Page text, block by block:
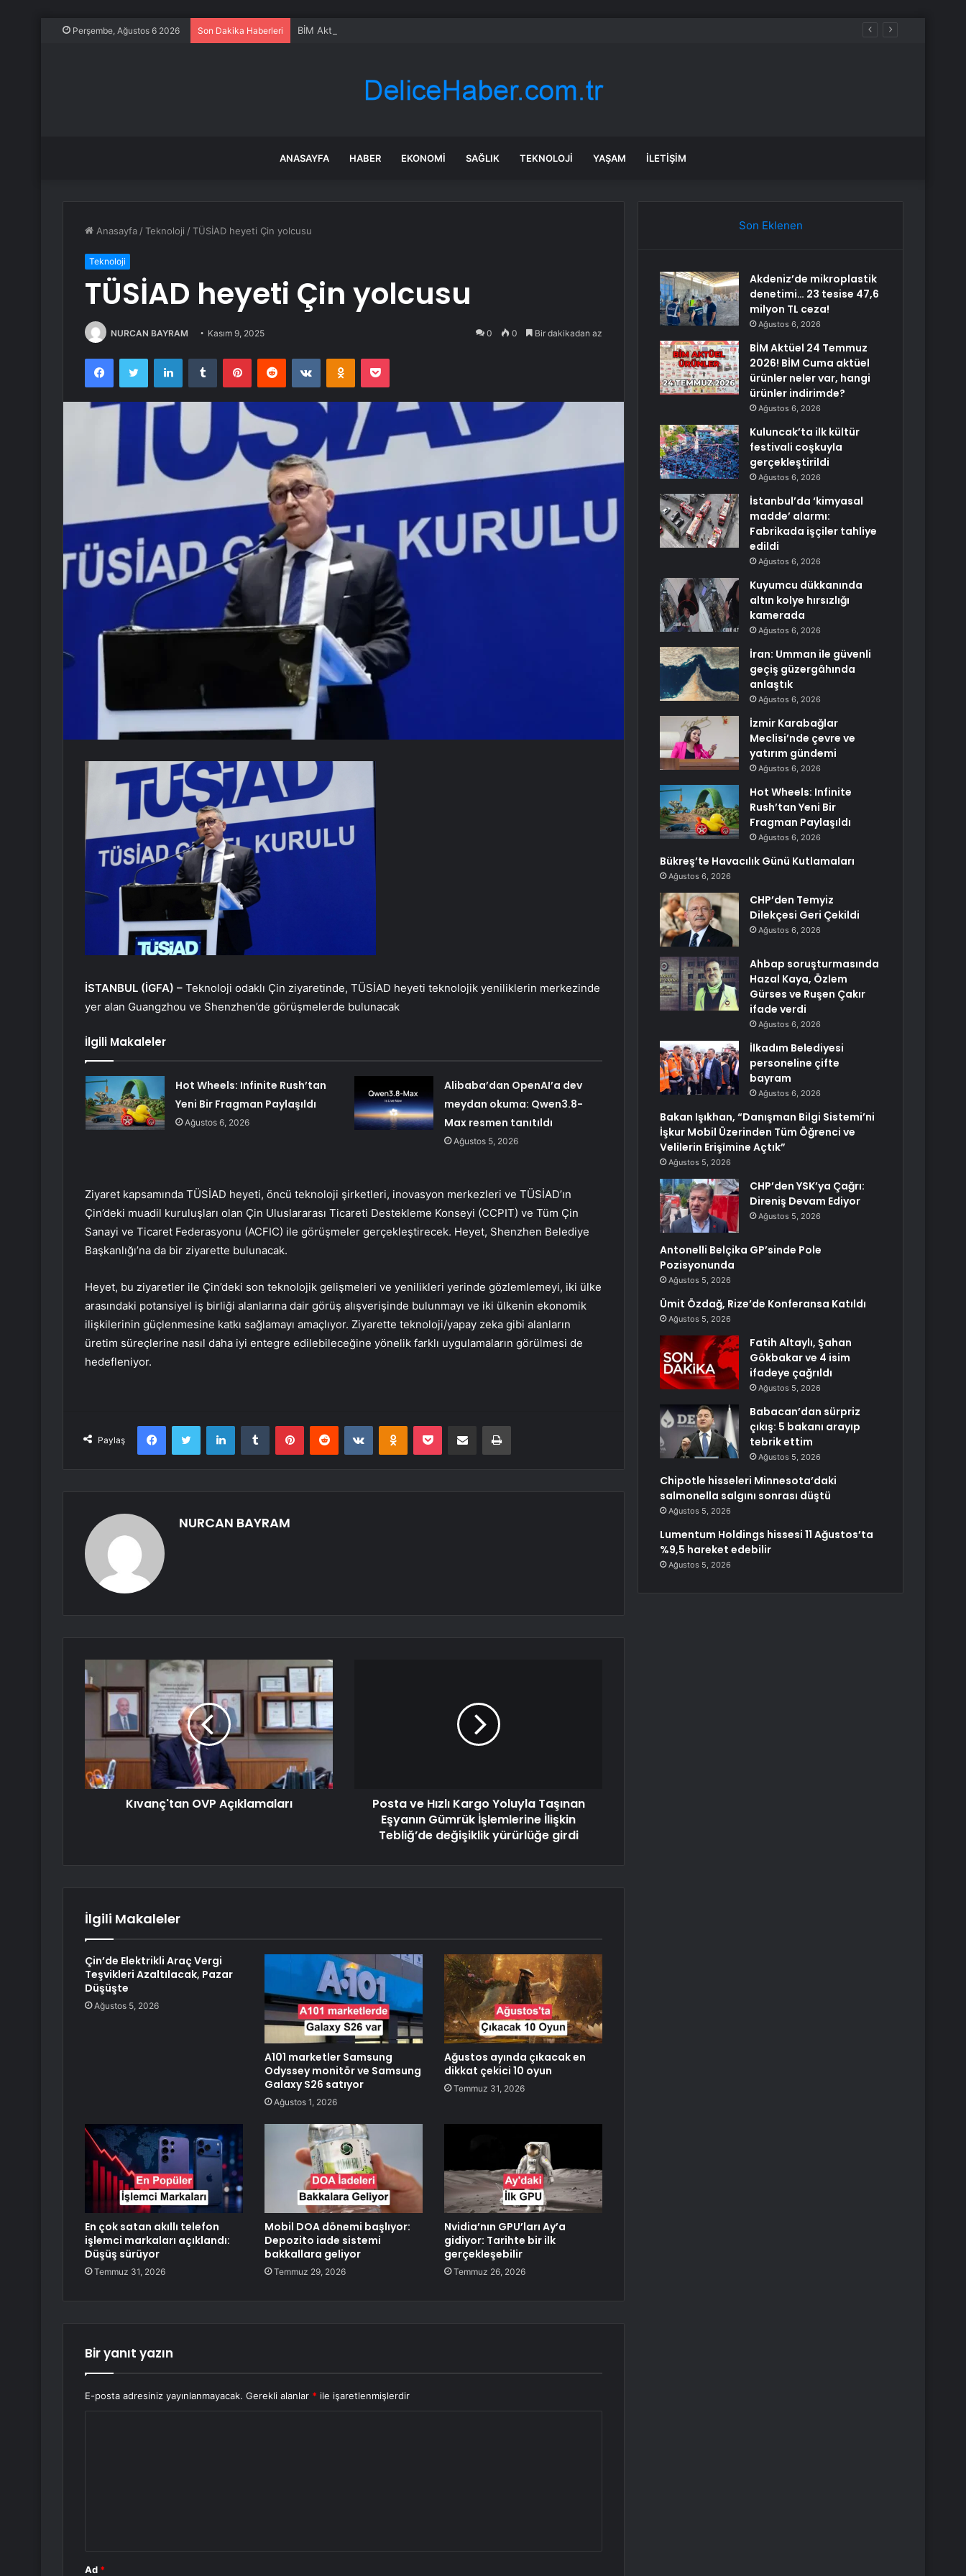
Perşembe, Ağustos 6 2026 Son Dakika Haberleri BİM Aktüel 24 Temmuz 2026! BİM Cuma aktüel ürünler neler var, hangi ürünler indirimde?
ANASAYFA HABER EKONOMI SAĞLIK TEKNOLOJI YAŞAM İLETIŞIM
Anasayfa /Teknoloji /TÜSİAD heyeti Çin yolcusu
Teknoloji
TÜSİAD heyeti Çin yolcusu
NURCAN BAYRAM Kasım 9, 2025 0 0 Bir dakikadan az
FacebookTwitter LinkedInTumblr PinterestReddit VKontakteOdnoklassniki
Pocket
İSTANBUL (İGFA) – Teknoloji odaklı Çin ziyaretinde, TÜSİAD heyeti teknolojik yeniliklerin merkezinde
yer alan Guangzhou ve Shenzhen’de görüşmelerde bulunacak
İlgili Makaleler
Hot Wheels: Infinite Rush’tan
Yeni Bir Fragman Paylaşıldı
Ağustos 6, 2026
Alibaba’dan OpenAI’a dev
meydan okuma: Qwen3.8-
Max resmen tanıtıldı
Ağustos 5, 2026
Ziyaret kapsamında TÜSİAD heyeti, öncü teknoloji şirketleri, inovasyon merkezleri ve TÜSİAD’ın
Çin’deki muadil kuruluşları olan Çin Uluslararası Ticareti Destekleme Konseyi (CCPIT) ve Tüm Çin
Sanayi ve Ticaret Federasyonu (ACFIC) ile görüşmeler gerçekleştirecek. Heyet, Shenzhen Belediye
Başkanlığı’na da bir ziyarette bulunacak.
Heyet, bu ziyaretler ile Çin’deki son teknolojik gelişmeleri ve yenilikleri yerinde gözlemlemeyi, iki ülke
arasındaki potansiyel iş birliği alanlarına dair görüş alışverişinde bulunmayı ve iki ülkenin ekonomik
ilişkilerinin güçlenmesine katkı sağlamayı amaçlıyor. Ziyarette teknoloji/yapay zeka gibi alanların
üretim süreçlerine nasıl daha iyi entegre edilebileceğine yönelik farklı uygulamaların görülmesi de
hedefleniyor.
Paylaş
FacebookTwitter LinkedInTumblr PinterestReddit VKontakteOdnoklassniki
Pocket E-Posta ile paylaş Yazdır
NURCAN BAYRAM
Kıvanç'tan OVP Açıklamaları
Posta ve Hızlı Kargo Yoluyla Taşınan
Eşyanın Gümrük İşlemlerine İlişkin
Tebliğ’de değişiklik yürürlüğe girdi
İlgili Makaleler
Çin’de Elektrikli Araç Vergi
Teşvikleri Azaltılacak, Pazar
Düşüşte
Ağustos 5, 2026
A101 marketler Samsung
Odyssey monitör ve Samsung
Galaxy S26 satıyor
Ağustos 1, 2026
Ağustos ayında çıkacak en
dikkat çekici 10 oyun
Temmuz 31, 2026
En çok satan akıllı telefon
işlemci markaları açıklandı:
Düşüş sürüyor
Temmuz 31, 2026
Mobil DOA dönemi başlıyor:
Depozito iade sistemi
bakkallara geliyor
Temmuz 29, 2026
Nvidia’nın GPU’ları Ay’a
gidiyor: Tarihte bir ilk
gerçekleşebilir
Temmuz 26, 2026
Bir yanıt yazın
E-posta adresiniz yayınlanmayacak. Gerekli alanlar * ile işaretlenmişlerdir
Ad *
Son Eklenen
Akdeniz’de mikroplastik
denetimi… 23 tesise 47,6
milyon TL ceza!
Ağustos 6, 2026
BİM Aktüel 24 Temmuz
2026! BİM Cuma aktüel
ürünler neler var, hangi
ürünler indirimde?
Ağustos 6, 2026
Kuluncak’ta ilk kültür
festivali coşkuyla
gerçekleştirildi
Ağustos 6, 2026
İstanbul’da ‘kimyasal
madde’ alarmı:
Fabrikada işçiler tahliye
edildi
Ağustos 6, 2026
Kuyumcu dükkanında
altın kolye hırsızlığı
kamerada
Ağustos 6, 2026
İran: Umman ile güvenli
geçiş güzergâhında
anlaştık
Ağustos 6, 2026
İzmir Karabağlar
Meclisi’nde çevre ve
yatırım gündemi
Ağustos 6, 2026
Hot Wheels: Infinite
Rush’tan Yeni Bir
Fragman Paylaşıldı
Ağustos 6, 2026
Bükreş’te Havacılık Günü Kutlamaları
Ağustos 6, 2026
CHP’den Temyiz
Dilekçesi Geri Çekildi
Ağustos 6, 2026
Ahbap soruşturmasında
Hazal Kaya, Özlem
Gürses ve Ruşen Çakır
ifade verdi
Ağustos 6, 2026
İlkadım Belediyesi
personeline çifte
bayram
Ağustos 6, 2026
Bakan Işıkhan, “Danışman Bilgi Sistemi’ni
İşkur Mobil Üzerinden Tüm Öğrenci ve
Velilerin Erişimine Açtık”
Ağustos 5, 2026
CHP’den YSK’ya Çağrı:
Direniş Devam Ediyor
Ağustos 5, 2026
Antonelli Belçika GP’sinde Pole
Pozisyonunda
Ağustos 5, 2026
Ümit Özdağ, Rize’de Konferansa Katıldı
Ağustos 5, 2026
Fatih Altaylı, Şahan
Gökbakar ve 4 isim
ifadeye çağrıldı
Ağustos 5, 2026
Babacan’dan sürpriz
çıkış: 5 bakanı arayıp
tebrik ettim
Ağustos 5, 2026
Chipotle hisseleri Minnesota’daki
salmonella salgını sonrası düştü
Ağustos 5, 2026
Lumentum Holdings hissesi 11 Ağustos’ta
%9,5 hareket edebilir
Ağustos 5, 2026